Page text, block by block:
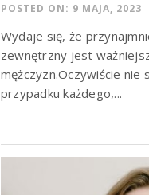
POSTED ON: 9 MAJA, 2023
Wydaje się, że
zewnętrzny jest
mężczyzn.Oczywiście nie
przypadku każdego,...